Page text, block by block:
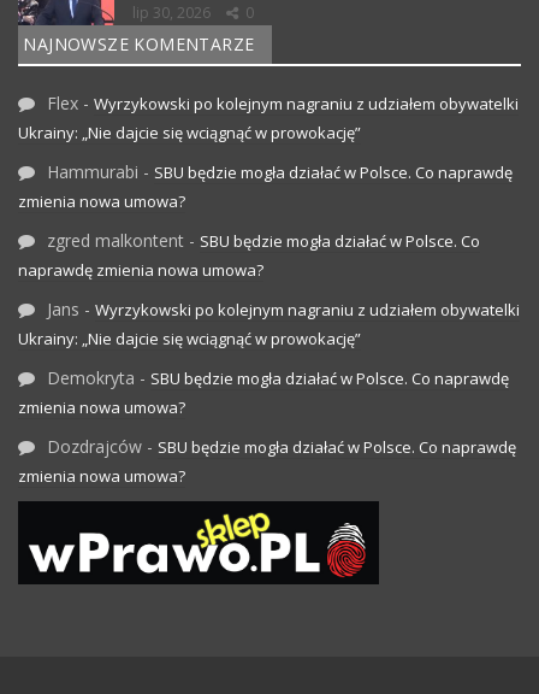
lip 30, 2026 0
NAJNOWSZE KOMENTARZE
Flex - Wyrzykowski po kolejnym nagraniu z udziałem obywatelki
Ukrainy: „Nie dajcie się wciągnąć w prowokację”
Hammurabi - SBU będzie mogła działać w Polsce. Co naprawdę
zmienia nowa umowa?
zgred malkontent - SBU będzie mogła działać w Polsce. Co
naprawdę zmienia nowa umowa?
Jans - Wyrzykowski po kolejnym nagraniu z udziałem obywatelki
Ukrainy: „Nie dajcie się wciągnąć w prowokację”
Demokryta - SBU będzie mogła działać w Polsce. Co naprawdę
zmienia nowa umowa?
Dozdrajców - SBU będzie mogła działać w Polsce. Co naprawdę
zmienia nowa umowa?